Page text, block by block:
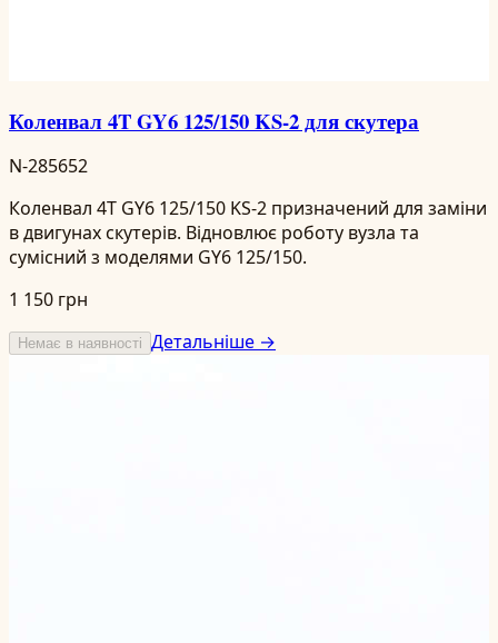
Коленвал 4T GY6 125/150 KS-2 для скутера
N-285652
Коленвал 4T GY6 125/150 KS-2 призначений для заміни
в двигунах скутерів. Відновлює роботу вузла та
сумісний з моделями GY6 125/150.
1 150 грн
Немає в наявності Детальніше →